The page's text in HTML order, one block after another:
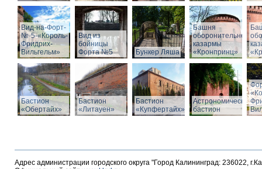
Вид-на-Форт-
№-5-«Король-
Фридрих-
Вильгельм»
Вид из
бойницы
Форта №5
Бункер Ляша
Башня
оборонительной
казармы
«Кронпринц»
Бастион
«Обертайх»
Бастион
«Литауен»
Бастион
«Купфертайх»
Астрономический
бастион
Адрес администрации городского округа "Город Калининград: 236022,